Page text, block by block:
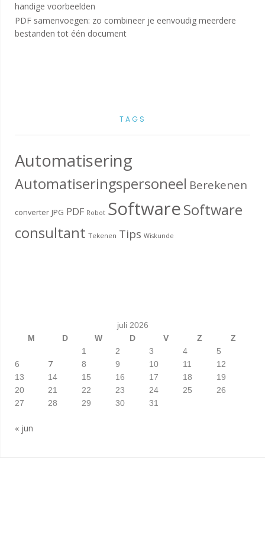
handige voorbeelden
PDF samenvoegen: zo combineer je eenvoudig meerdere
bestanden tot één document
TAGS
Automatisering
Automatiseringspersoneel Berekenen
converter JPG PDF Robot SoftwareSoftware
consultant Tekenen Tips Wiskunde
juli 2026
M
D W D V Z
Z
1
2 3 4
5
6
7 8 9 10 11
12
13
14 15 16 17 18
19
20
21 22 23 24 25
26
27
28 29 30 31
« jun